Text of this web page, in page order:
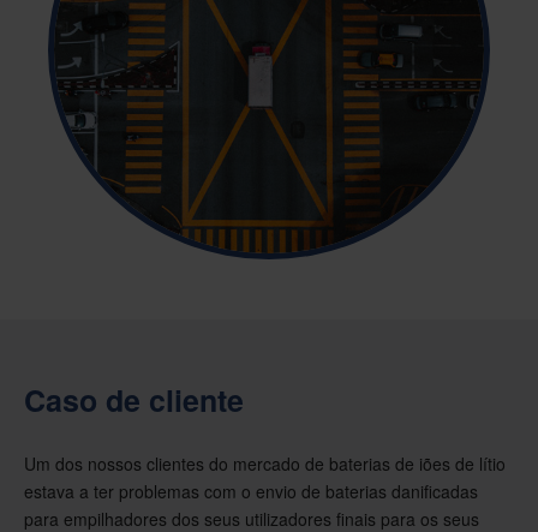
Caso de cliente
Um dos nossos clientes do mercado de baterias de iões de lítio
estava a ter problemas com o envio de baterias danificadas
para empilhadores dos seus utilizadores finais para os seus